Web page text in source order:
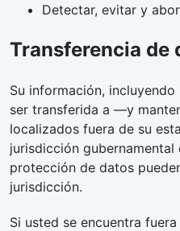
Detectar, evitar y
Transferencia de
Su información,
ser transferida a —y
localizados fuera de su
jurisdicción gubernamental
protección de datos
jurisdicción.
Si usted se encuentra